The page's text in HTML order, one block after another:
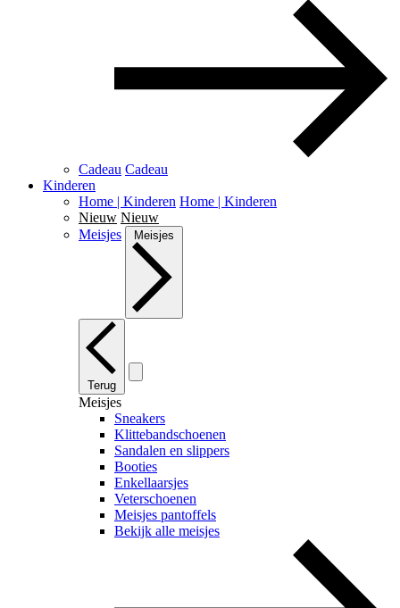
Cadeau Cadeau
Kinderen
Home | Kinderen Home | Kinderen
Nieuw Nieuw
Meisjes
Meisjes
Terug
Meisjes
Sneakers
Klittebandschoenen
Sandalen en slippers
Booties
Enkellaarsjes
Veterschoenen
Meisjes pantoffels
Bekijk alle meisjes